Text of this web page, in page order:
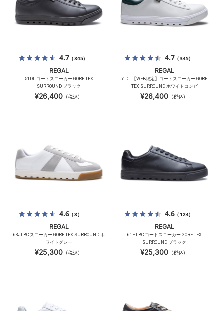
4.7（345）
REGAL
51DL コートスニーカー GORE-TEX
SURROUND ブラック
¥26,400 （税込）
4.7（345）
REGAL
51DL 【WEB限定】コートスニーカー GORE-
TEX SURROUND ホワイトコンビ
¥26,400 （税込）
4.6（8）
REGAL
63JLBC スニーカー GORE-TEX SURROUND ホ
ワイトグレー
¥25,300 （税込）
4.6（124）
REGAL
61HLBC コートスニーカー GORE-TEX
SURROUND ブラック
¥25,300 （税込）